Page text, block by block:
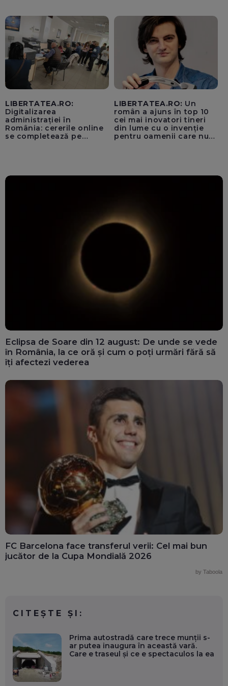
pentru instaurarea
„cenzurii” pe platforma X
LIBERTATEA.RO:
Digitalizarea
administrației în
România: cererile online
se completează pe
LIBERTATEA.RO: Un
român a ajuns în top 10
cei mai inovatori tineri
din lume cu o invenție
pentru oamenii care nu
Eclipsa de Soare din 12 august: De unde se vede
în România, la ce oră și cum o poți urmări fără să
îți afectezi vederea
FC Barcelona face transferul verii: Cel mai bun
jucător de la Cupa Mondială 2026
by Taboola
CITEȘTE ȘI:
Prima autostradă care trece munții s-
ar putea inaugura în această vară.
Care e traseul și ce e spectaculos la ea